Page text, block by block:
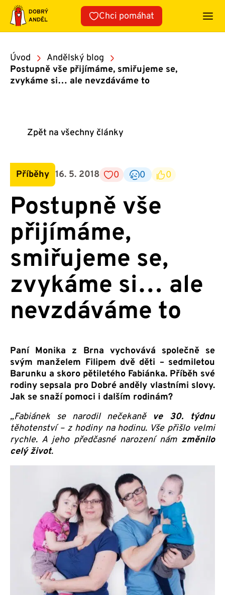
Přeskočit
obsah
Chci pomáhat
Úvod
Andělský blog
Postupně vše přijímáme, smiřujeme se,
zvykáme si… ale nevzdáváme to
Zpět na všechny články
Příběhy 16. 5. 2018 0 0 0
Postupně vše
přijímáme,
smiřujeme se,
zvykáme si… ale
nevzdáváme to
Paní Monika z Brna vychovává společně se
svým manželem Filipem dvě děti – sedmiletou
Barunku a skoro pětiletého Fabiánka. Příběh své
rodiny sepsala pro Dobré anděly vlastními slovy.
Jak se snaží pomoci i dalším rodinám?
„Fabiánek se narodil nečekaně ve 30. týdnu
těhotenství – z hodiny na hodinu. Vše přišlo velmi
rychle. A jeho předčasné narození nám změnilo
celý život.